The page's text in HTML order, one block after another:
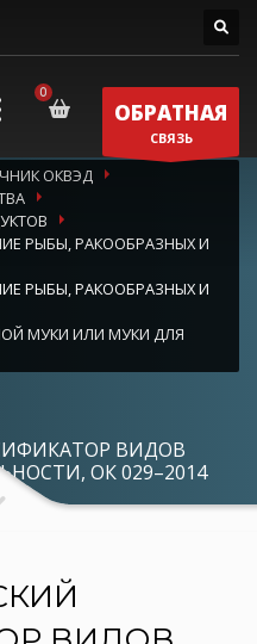
ОБРАТНАЯ
СВЯЗЬ
ОКВЭД
РЫБЫ, РАКООБРАЗНЫХ И
РЫБЫ, РАКООБРАЗНЫХ И
МУКИ ИЛИ МУКИ ДЛЯ
ВИДОВ
ОК 029–2014